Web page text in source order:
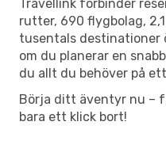
Travellink förbinder
rutter, 690 flygbolag,
tusentals destinationer
om du planerar en
du allt du behöver på
Börja ditt äventyr nu –
bara ett klick bort!